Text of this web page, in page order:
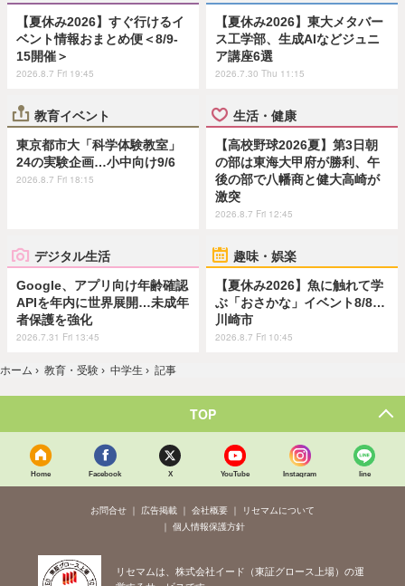
【夏休み2026】すぐ行けるイ
ベント情報おまとめ便＜8/9-
15開催＞
2026.8.7 Fri 19:45
【夏休み2026】東大メタバー
ス工学部、生成AIなどジュニ
ア講座6選
2026.7.30 Thu 11:15
教育イベント
東京都市大「科学体験教室」
24の実験企画…小中向け9/6
2026.8.7 Fri 18:15
生活・健康
【高校野球2026夏】第3日朝
の部は東海大甲府が勝利、午
後の部で八幡商と健大高崎が
激突
2026.8.7 Fri 12:45
デジタル生活
Google、アプリ向け年齢確認
APIを年内に世界展開…未成年
者保護を強化
2026.7.31 Fri 13:45
趣味・娯楽
【夏休み2026】魚に触れて学
ぶ「おさかな」イベント8/8…
川崎市
2026.8.7 Fri 10:45
ホーム › 教育・受験 › 中学生 › 記事
TOP
Home Facebook X YouTube Instagram line
お問合せ 広告掲載 会社概要
リセマムについて
個人情報保護方針
リセマムは、株式会社イード（東証グロース上場）の運